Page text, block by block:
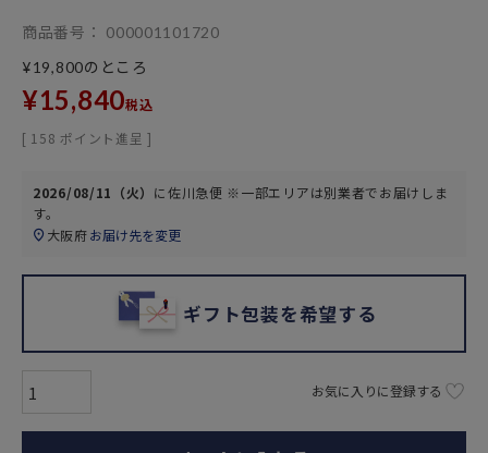
商品番号
000001101720
¥19,800のところ
¥15,840税込
[ 158 ポイント進呈 ]
2026/08/11（火） に佐川急便 ※一部エリアは別業者でお届けしま
す。
大阪府お届け先を変更
ギフト包装を希望する
お気に入りに登録する